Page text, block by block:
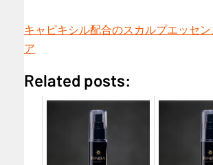
キャピキシル配合のスカルプエッセ
ア
Related posts: